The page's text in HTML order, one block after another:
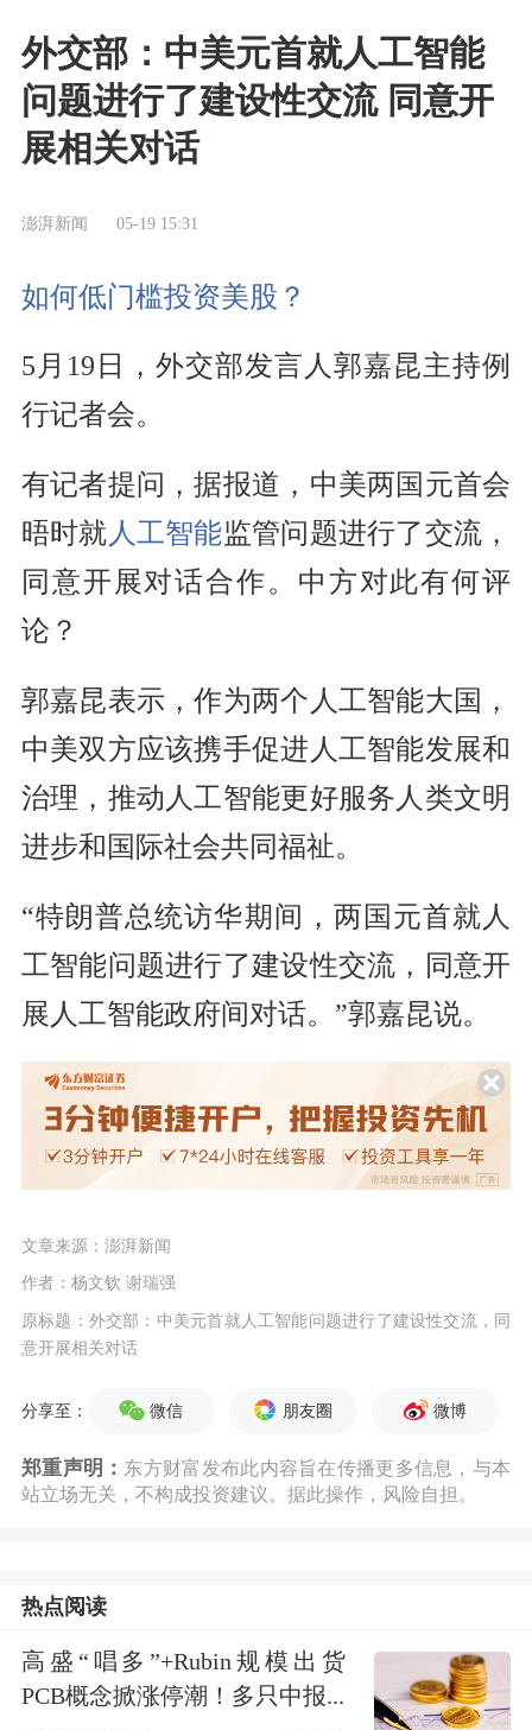
外交部：中美元首就人工智能
问题进行了建设性交流 同意开
展相关对话
澎湃新闻 05-19 15:31
如何低门槛投资美股？
5月19日，外交部发言人郭嘉昆主持例
行记者会。
有记者提问，据报道，中美两国元首会
晤时就人工智能监管问题进行了交流，
同意开展对话合作。中方对此有何评
论？
郭嘉昆表示，作为两个人工智能大国，
中美双方应该携手促进人工智能发展和
治理，推动人工智能更好服务人类文明
进步和国际社会共同福祉。
“特朗普总统访华期间，两国元首就人
工智能问题进行了建设性交流，同意开
展人工智能政府间对话。”郭嘉昆说。
文章来源：澎湃新闻
作者：杨文钦 谢瑞强
原标题：外交部：中美元首就人工智能问题进行了建设性交流，同
意开展相关对话
分享至： 微信 朋友圈 微博
郑重声明： 东方财富发布此内容旨在传播更多信息，与本
站立场无关，不构成投资建议。据此操作，风险自担。
热点阅读
高盛“唱多”+Rubin规模出货
PCB概念掀涨停潮！多只中报...